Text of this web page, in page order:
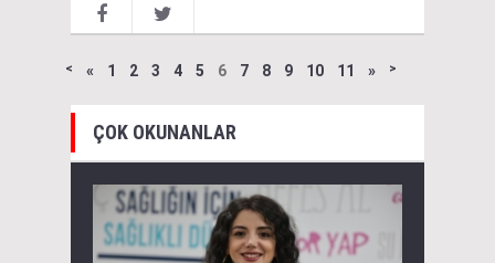
˂ « 1 2 3 4 5 6 7 8 9 10 11 » ˃
ÇOK OKUNANLAR